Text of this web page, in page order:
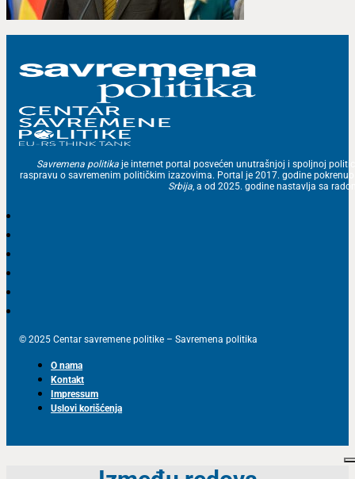
Savremena politika je internet portal posvećen unutrašnjoj i spoljnoj
raspravu o savremenim političkim izazovima. Portal je 2017. godine
Srbija, a od 2025. godine nastavlja sa
© 2025 Centar savremene politike – Savremena politika
O nama
Kontakt
Impressum
Uslovi korišćenja